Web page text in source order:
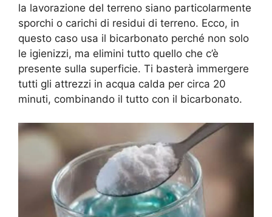
la lavorazione del terreno siano particolarmente
sporchi o carichi di residui di terreno. Ecco, in
questo caso usa il bicarbonato perché non solo
le igienizzi, ma elimini tutto quello che c’è
presente sulla superficie. Ti basterà immergere
tutti gli attrezzi in acqua calda per circa 20
minuti, combinando il tutto con il bicarbonato.